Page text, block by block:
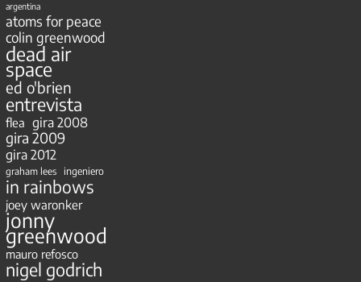
argentina
atoms for peace
colin greenwood
dead air
space
ed o'brien
entrevista
flea gira 2008
gira 2009
gira 2012
graham lees ingeniero
in rainbows
joey waronker
jonny
greenwood
mauro refosco
nigel godrich